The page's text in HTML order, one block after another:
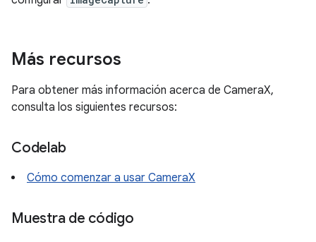
Más recursos
Para obtener más información acerca de CameraX,
consulta los siguientes recursos:
Codelab
Cómo comenzar a usar CameraX
Muestra de código